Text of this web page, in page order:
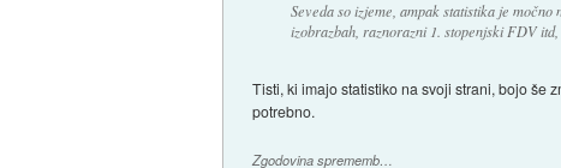
Seveda so izjeme, ampak statistika je
izobrazbah, raznorazni 1. stopenjski FDV itd,
Tisti, ki imajo statistiko na svoji strani, bojo še
potrebno.
Zgodovina sprememb…